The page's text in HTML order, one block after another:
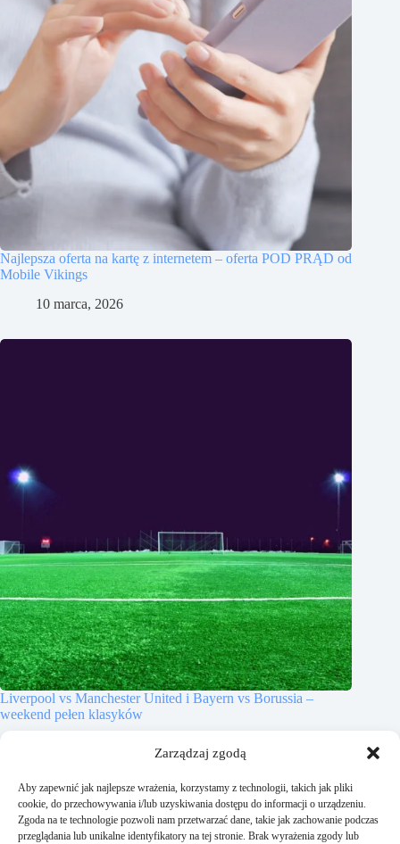
Zarządzaj zgodą
Aby zapewnić jak najlepsze wrażenia, korzystamy z technologii, takich jak pliki
cookie, do przechowywania i/lub uzyskiwania dostępu do informacji o urządzeniu.
Zgoda na te technologie pozwoli nam przetwarzać dane, takie jak zachowanie podczas
przeglądania lub unikalne identyfikatory na tej stronie. Brak wyrażenia zgody lub
Najlepsza oferta na kartę z internetem – oferta POD PRĄD od
Mobile Vikings
10 marca, 2026
Liverpool vs Manchester United i Bayern vs Borussia –
weekend pełen klasyków
Dodaj komentarz